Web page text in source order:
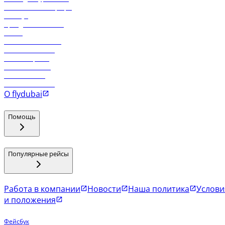
О flydubai
Помощь
Популярные рейсы
Работа в компании Новости Наша политика
и положения
Фейсбук